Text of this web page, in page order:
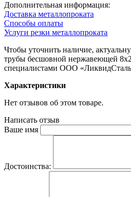
Дополнительная информация:
Доставка металлопроката
Способы оплаты
Услуги резки металлопроката
Чтобы уточнить наличие,
трубы бесшовной нержавеющей
специалистами ООО
Характеристики
Нет отзывов об этом товаре.
Написать отзыв
Ваше имя
Достоинства: